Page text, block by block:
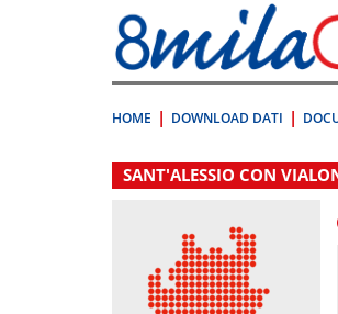
direttamente
a:
Contenuto
HOME DOWNLOAD DATI
.
SANT'ALESSIO CON